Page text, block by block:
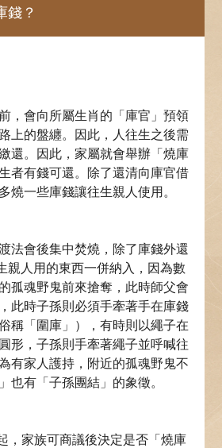
錢？
，會向所屬生肖的「庫官」預領
上的盤纏。因此，人往生之後需
還。因此，家屬就會舉辦「燒庫
者有錢可還。除了還清向庫官借
燒一些庫錢讓往生親人使用。
法會後集中焚燒，除了庫錢外還
親人用的東西一併納入，因為數
孤魂野鬼前來搶奪，此時師父會
此時子孫則必須手牽著手在庫錢
稱「圍庫」），有時則以繩子在
形，子孫則手牽著繩子並呼喊往
有家人護持，附近的孤魂野鬼不
也有「子孫團結」的象徵。
，家族可商議後決定是否「燒庫